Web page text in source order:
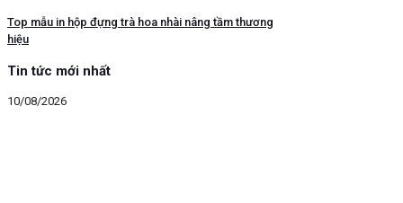
Top mẫu in hộp đựng trà hoa nhài nâng tầm thương
hiệu
Tin tức mới nhất
10/08/2026